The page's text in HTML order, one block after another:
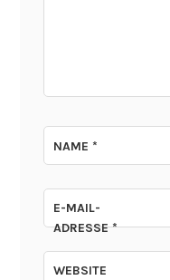
NAME*
E-MAIL-
ADRESSE*
WEBSITE